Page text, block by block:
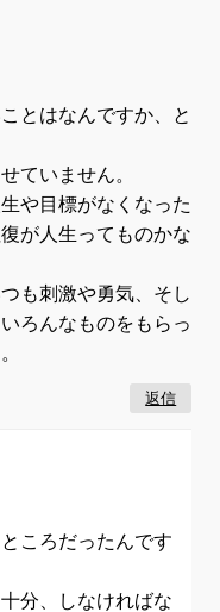
とはなんですか、と
ていません。
や目標がなくなった
が人生ってものかな
も刺激や勇気、そし
ろんなものをもらっ
返信
ころだったんです
分、しなければな